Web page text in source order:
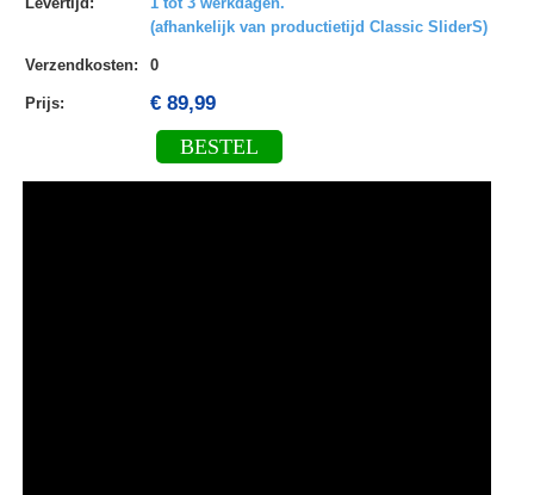
(afhankelijk van productietijd Classic SliderS)
Verzendkosten: 0
Prijs: € 89,99
BESTEL